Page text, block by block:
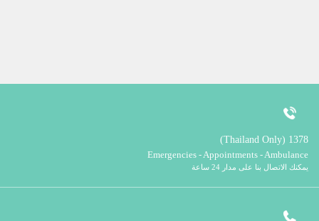
1378 (Thailand Only)
Emergencies - Appointments - Ambulance
يمكنك الاتصال بنا على مدار 24 ساعة